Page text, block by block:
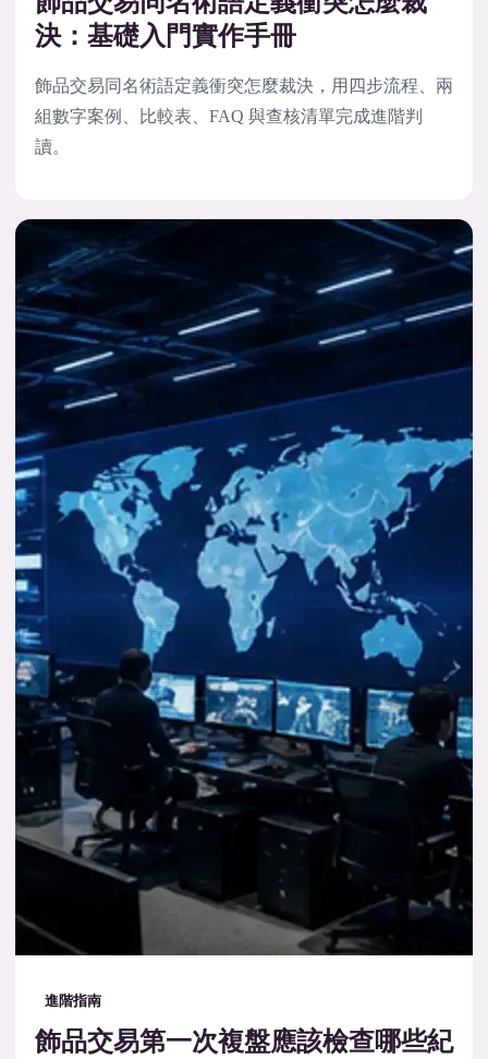
決：基礎入門實作手冊
飾品交易同名術語定義衝突怎麼裁決，用四步流程、兩
組數字案例、比較表、FAQ 與查核清單完成進階判
讀。
進階指南
飾品交易第一次複盤應該檢查哪些紀